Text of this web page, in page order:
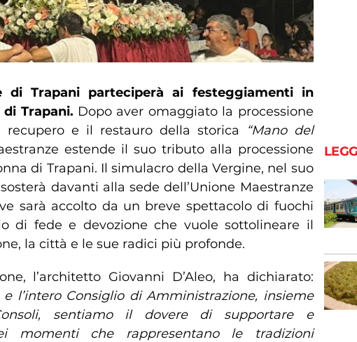
di Trapani parteciperà ai festeggiamenti in
Trapani. Dopo aver omaggiato la processione
recupero e il restauro della storica
“Mano del
estende il suo tributo alla processione
di Trapani. Il simulacro della Vergine, nel suo
davanti alla sede dell’Unione Maestranze
sarà accolto da un breve spettacolo di fuochi
di fede e devozione che vuole sottolineare il
la città e le sue radici più profonde.
l’architetto Giovanni D’Aleo, ha dichiarato:
l’intero Consiglio di Amministrazione, insieme
sentiamo il dovere di supportare e
momenti che rappresentano le tradizioni